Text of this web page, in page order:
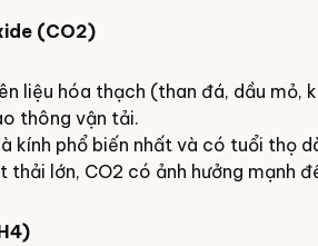
(CO2)
liệu hóa thạch (than đá, dầu mỏ,
thông vận tải.
kính phổ biến nhất và có tuổi thọ
thải lớn, CO2 có ảnh hưởng mạnh